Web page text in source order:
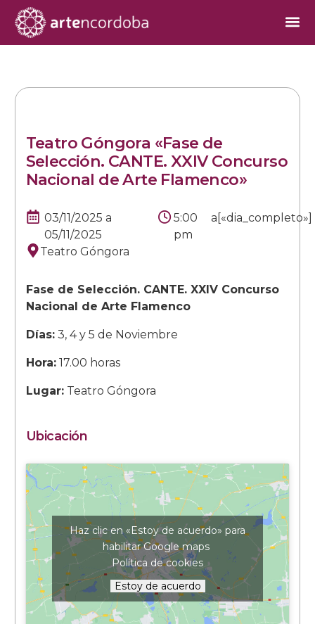
Teatro Góngora «Fase de
Selección. CANTE. XXIV Concurso
Nacional de Arte Flamenco»
03/11/2025 a
05/11/2025
5:00
pm
a[«dia_completo»]
Teatro Góngora
Fase de Selección. CANTE. XXIV Concurso
Nacional de Arte Flamenco
Días:3, 4 y 5 de Noviembre
Hora:17.00 horas
Lugar:Teatro Góngora
Ubicación
Haz clic en «Estoy de acuerdo» para
habilitar Google maps
Política de cookies
Estoy de acuerdo